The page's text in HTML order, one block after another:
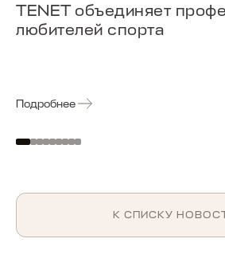
TENET объединяет
любителей спорта
Подробнее
К СПИСКУ